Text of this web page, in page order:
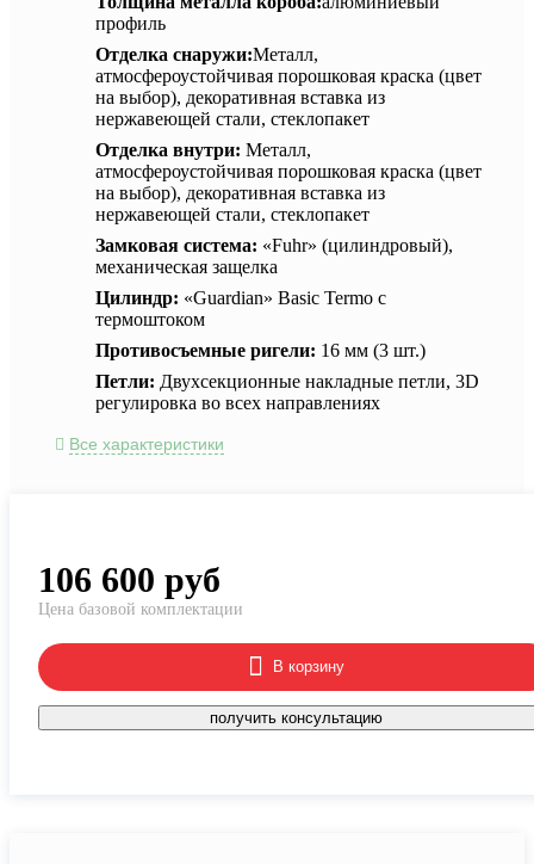
профиль
Отделка снаружи:Металл,
атмосфероустойчивая порошковая краска (цвет
на выбор), декоративная вставка из
нержавеющей стали, стеклопакет
Отделка внутри: Металл,
атмосфероустойчивая порошковая краска (цвет
на выбор), декоративная вставка из
нержавеющей стали, стеклопакет
Замковая система: «Fuhr» (цилиндровый),
механическая защелка
Цилиндр: «Guardian» Basic Termo с
термоштоком
Противосъемные ригели: 16 мм (3 шт.)
Петли: Двухсекционные накладные петли, 3D
регулировка во всех направлениях
Все характеристики
106 600 руб
Цена базовой комплектации
В корзину
получить консультацию